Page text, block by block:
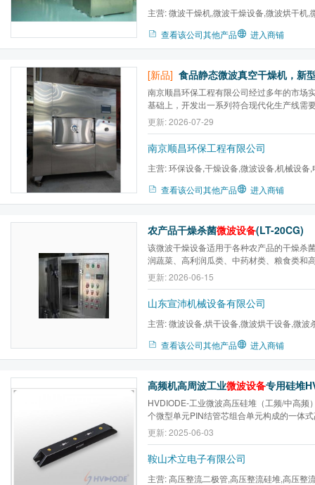
主营:微波干燥机,微波干燥设备,微波烘干机,
查看该公司其他产品 进入商铺
[新品] 食品静态微波真空干燥机，新
南京顺昌环保工程有限公司经过多年的市场
基础上，开发出一系列符合现代化生产线需
备。确保被加工物料的品质，精简操作程序
劳动强度低，并且能实现长时间不间断作业
微波产品现已广泛应用于药品工业、食品工
更新: 2026-07-29
南京顺昌环保工程有限公司
主营:环保设备,干燥设备,微波设备,机械设备
查看该公司其他产品 进入商铺
农产品干燥杀菌微波设备(LT-20CG)
该微波干燥设备适用于各种农产品的干燥杀
润蔬菜、高利润瓜类、中药材类、粮食类和
干燥杀菌设备特点：1、 微波能够在不破坏
的情况下快速烘干各类农产品中的水分。2
时杀菌，杀菌效果优良。设备主要参数：电
更新: 2026-06-15
山东宣沛机械设备有限公司
主营:微波设备,烘干设备,微波烘干设备,微波
查看该公司其他产品 进入商铺
高频机高周波工业微波设备专用硅堆HV-
HVDIODE-工业微波高压硅堆（工频/中高频
个微型单元PIN结管芯组合单元构成的一体
器件，实现抗电压冲击,瞬间浪涌电流保护及
元。有效提高了工业微波干燥杀菌设备的可
范围：反向耐压：10KV～50KV;正向电流：
恢复...
更新: 2025-06-03
鞍山术立电子有限公司
主营:高压整流二极管,高压整流硅堆,高压整